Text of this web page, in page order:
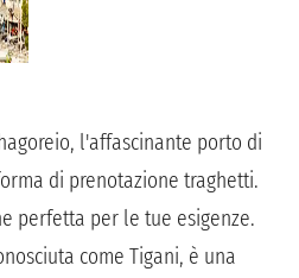
l'affascinante porto di
di prenotazione traghetti.
perfetta per le tue esigenze.
come Tigani, è una